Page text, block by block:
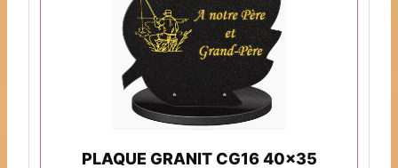
PLAQUE GRANIT CG16 40x35